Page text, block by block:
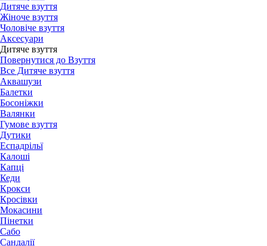
Дитяче взуття
Жіноче взуття
Чоловіче взуття
Аксесуари
Дитяче взуття
Повернутися до Взуття
Все Дитяче взуття
Аквашузи
Балетки
Босоніжки
Валянки
Гумове взуття
Дутики
Еспадрільї
Калоші
Капці
Кеди
Крокси
Кросівки
Мокасини
Пінетки
Сабо
Сандалії